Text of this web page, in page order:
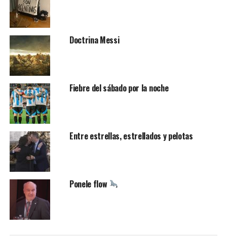
Doctrina Messi
Fiebre del sábado por la noche
Entre estrellas, estrellados y pelotas
Ponele flow